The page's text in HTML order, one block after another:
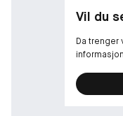
Vil du
Da trenger